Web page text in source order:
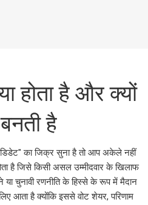
होता है और क्यों
है
का जिक्र सुना है तो आप अकेले नहीं
है जिसे किसी असल उम्मीदवार के खिलाफ
या चुनावी रणनीति के हिस्से के रूप में मैदान
आता है क्योंकि इससे वोट शेयर, परिणाम